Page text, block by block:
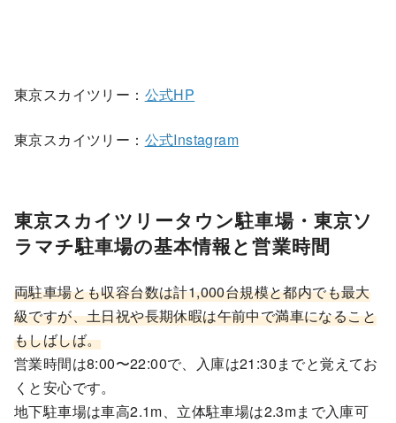
東京スカイツリー： 公式HP
東京スカイツリー： 公式Instagram
東京スカイツリータウン駐車場・東京ソ
ラマチ駐車場の基本情報と営業時間
両駐車場とも収容台数は計1,000台規模と都内でも最大
級ですが、土日祝や長期休暇は午前中で満車になること
もしばしば。
営業時間は8:00〜22:00で、入庫は21:30までと覚えてお
くと安心です。
地下駐車場は車高2.1m、立体駐車場は2.3mまで入庫可